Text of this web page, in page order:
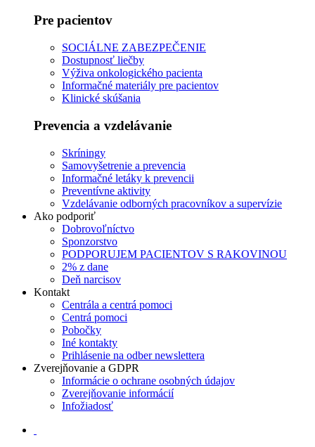
Pre pacientov
SOCIÁLNE ZABEZPEČENIE
Dostupnosť liečby
Výživa onkologického pacienta
Informačné materiály pre pacientov
Klinické skúšania
Prevencia a vzdelávanie
Skríningy
Samovyšetrenie a prevencia
Informačné letáky k prevencii
Preventívne aktivity
Vzdelávanie odborných pracovníkov a supervízie
Ako podporiť
Dobrovoľníctvo
Sponzorstvo
PODPORUJEM PACIENTOV S RAKOVINOU
2% z dane
Deň narcisov
Kontakt
Centrála a centrá pomoci
Centrá pomoci
Pobočky
Iné kontakty
Prihlásenie na odber newslettera
Zverejňovanie a GDPR
Informácie o ochrane osobných údajov
Zverejňovanie informácií
Infožiadosť